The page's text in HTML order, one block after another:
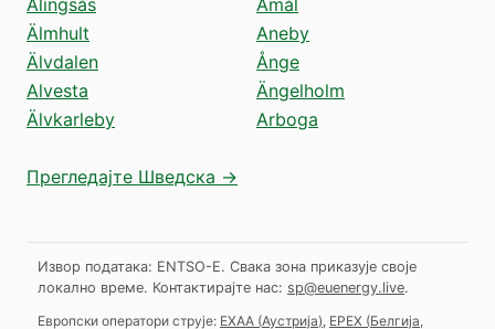
Älmhult
Älvdalen
Alvesta
Älvkarleby
Aneby
Ånge
Ängelholm
Arboga
Прегледајте Шведска →
Извор података: ENTSO-E. Свака зона приказује своје
локално време. Контактирајте нас: sp@euenergy.live.
Европски оператори струје: EXAA (Аустрија) EPEX (Белгија,